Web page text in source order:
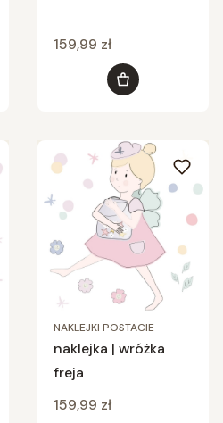
Cena
159,99 zł
Do koszyka
NAKLEJKI POSTACIE
naklejka | wróżka
freja
Cena
159,99 zł